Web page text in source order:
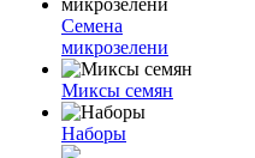
Семена
микрозелени
Миксы семян
Наборы